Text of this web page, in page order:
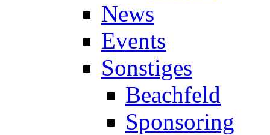
News
Events
Sonstiges
Beachfeld
Sponsoring